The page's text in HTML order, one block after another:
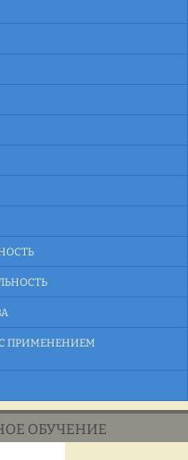
ПРИМЕНЕНИЕМ
ОБУЧЕНИЕ